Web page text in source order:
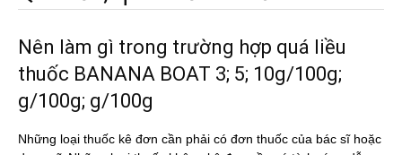
Nên làm gì trong trường hợp quá liều
thuốc BANANA BOAT 3; 5; 10g/100g;
g/100g; g/100g
Những loại thuốc kê đơn cần phải có đơn thuốc của bác sĩ hoặc